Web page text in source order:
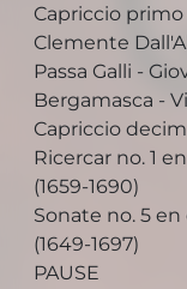
Capriccio
Clemente
Passa Galli -
Bergamasca -
Capriccio
Ricercar no. 1
(1659-1690)
Sonate no. 5
(1649-1697)
PAUSE